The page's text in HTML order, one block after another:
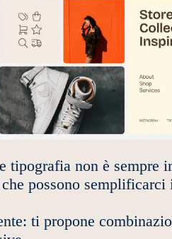
tipografia non è sempre
possono semplificarci
ti propone